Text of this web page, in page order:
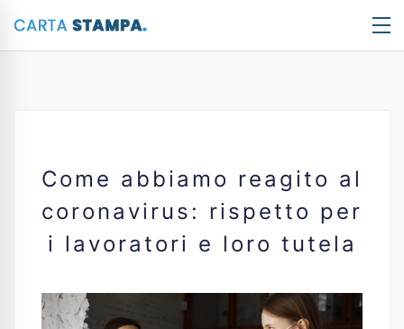
Come abbiamo reagito al
coronavirus: rispetto per
i lavoratori e loro tutela